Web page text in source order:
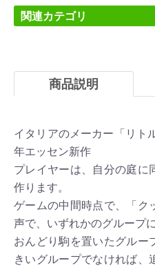
関連カテゴリ
商品説明
イタリアのメーカー「リト
年エッセン新作
プレイヤーは、自分の庭に
作ります。
ゲームの中間時点で、「ク
声で、いずれかのグループ
おんどり駒を置いたグルー
きいグループでなければ、